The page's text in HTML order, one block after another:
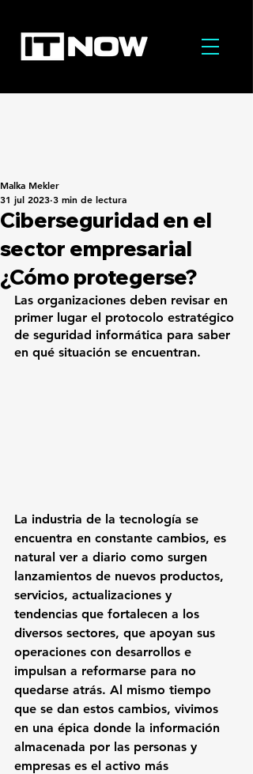
Ciberseguridad en el
sector empresarial
¿Cómo protegerse?
Malka Mekler
31 jul 2023 3 min de lectura
Las organizaciones deben revisar en
primer lugar el protocolo estratégico
de seguridad informática para saber
en qué situación se encuentran.
La industria de la tecnología se
encuentra en constante cambios, es
natural ver a diario como surgen
lanzamientos de nuevos productos,
servicios, actualizaciones y
tendencias que fortalecen a los
diversos sectores, que apoyan sus
operaciones con desarrollos e
impulsan a reformarse para no
quedarse atrás. Al mismo tiempo
que se dan estos cambios, vivimos
en una épica donde la información
almacenada por las personas y
empresas es el activo más